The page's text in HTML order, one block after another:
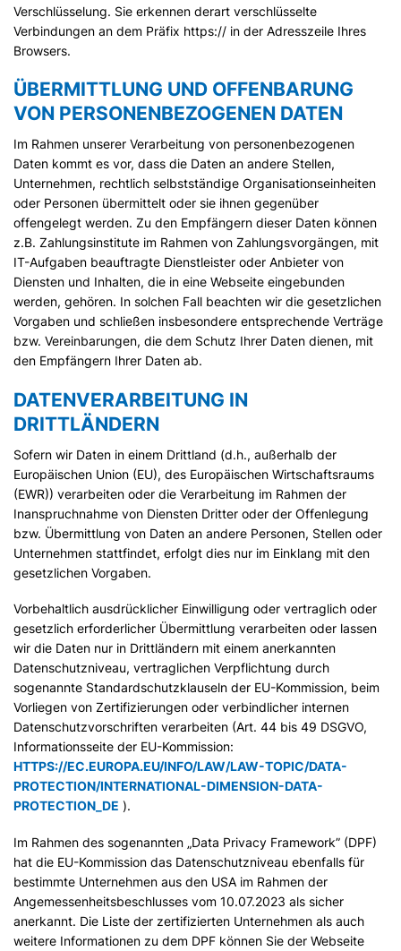
Verschlüsselung. Sie erkennen derart verschlüsselte
Verbindungen an dem Präfix https:// in der Adresszeile Ihres
Browsers.
ÜBERMITTLUNG UND OFFENBARUNG
VON PERSONENBEZOGENEN DATEN
Im Rahmen unserer Verarbeitung von personenbezogenen
Daten kommt es vor, dass die Daten an andere Stellen,
Unternehmen, rechtlich selbstständige Organisationseinheiten
oder Personen übermittelt oder sie ihnen gegenüber
offengelegt werden. Zu den Empfängern dieser Daten können
z.B. Zahlungsinstitute im Rahmen von Zahlungsvorgängen, mit
IT-Aufgaben beauftragte Dienstleister oder Anbieter von
Diensten und Inhalten, die in eine Webseite eingebunden
werden, gehören. In solchen Fall beachten wir die gesetzlichen
Vorgaben und schließen insbesondere entsprechende Verträge
bzw. Vereinbarungen, die dem Schutz Ihrer Daten dienen, mit
den Empfängern Ihrer Daten ab.
DATENVERARBEITUNG IN
DRITTLÄNDERN
Sofern wir Daten in einem Drittland (d.h., außerhalb der
Europäischen Union (EU), des Europäischen Wirtschaftsraums
(EWR)) verarbeiten oder die Verarbeitung im Rahmen der
Inanspruchnahme von Diensten Dritter oder der Offenlegung
bzw. Übermittlung von Daten an andere Personen, Stellen oder
Unternehmen stattfindet, erfolgt dies nur im Einklang mit den
gesetzlichen Vorgaben.
Vorbehaltlich ausdrücklicher Einwilligung oder vertraglich oder
gesetzlich erforderlicher Übermittlung verarbeiten oder lassen
wir die Daten nur in Drittländern mit einem anerkannten
Datenschutzniveau, vertraglichen Verpflichtung durch
sogenannte Standardschutzklauseln der EU-Kommission, beim
Vorliegen von Zertifizierungen oder verbindlicher internen
Datenschutzvorschriften verarbeiten (Art. 44 bis 49 DSGVO,
Informationsseite der EU-Kommission:
HTTPS://EC.EUROPA.EU/INFO/LAW/LAW-TOPIC/DATA-
PROTECTION/INTERNATIONAL-DIMENSION-DATA-
PROTECTION_DE ).
Im Rahmen des sogenannten „Data Privacy Framework” (DPF)
hat die EU-Kommission das Datenschutzniveau ebenfalls für
bestimmte Unternehmen aus den USA im Rahmen der
Angemessenheitsbeschlusses vom 10.07.2023 als sicher
anerkannt. Die Liste der zertifizierten Unternehmen als auch
weitere Informationen zu dem DPF können Sie der Webseite